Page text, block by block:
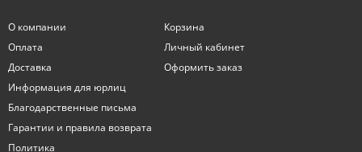
О компании
Оплата
Доставка
Информация для юрлиц
Благодарственные письма
Гарантии и правила возврата
Политика
Корзина
Личный кабинет
Оформить заказ